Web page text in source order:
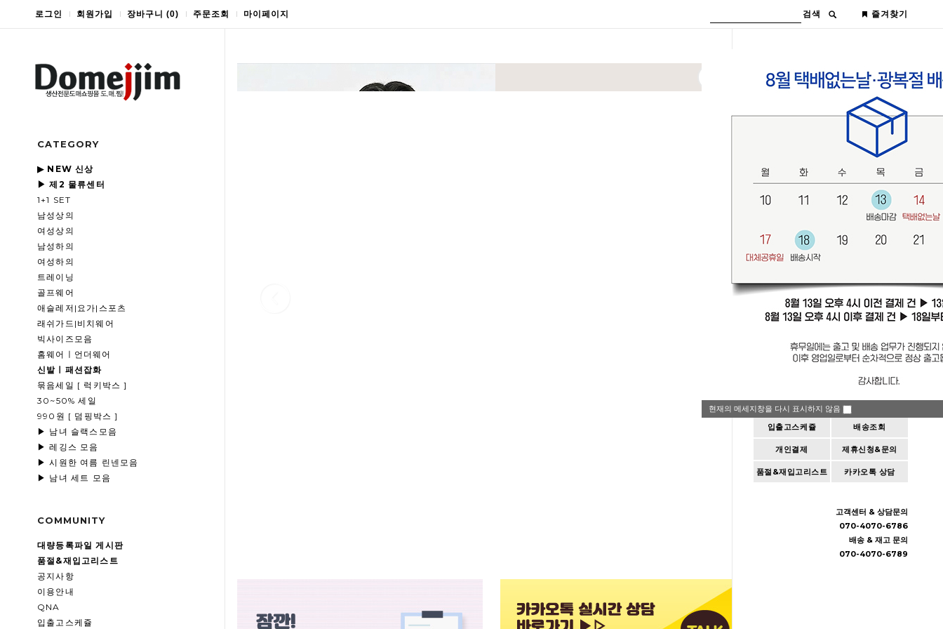
로그인 회원가입 장바구니 (0) 주문조회 마이페이지 검색 즐겨찾기
CATEGORY
▶ NEW 신상
▶ 제2 물류센터
1+1 SET
남성상의
여성상의
남성하의
여성하의
트레이닝
골프웨어
애슬레저|요가|스포츠
래쉬가드|비치웨어
빅사이즈모음
홈웨어ㅣ언더웨어
신발ㅣ패션잡화
묶음세일 [ 럭키박스 ]
30~50% 세일
990원 [ 덤핑박스 ]
▶ 남녀 슬랙스모음
▶ 레깅스 모음
▶ 시원한 여름 린넨모음
▶ 남녀 세트 모음
COMMUNITY
대량등록파일 게시판
품절&재입고리스트
공지사항
이용안내
QNA
입출고스케쥴
공지사항
★ 제 2 물류센터 OPEN ★
▶ 도매찜 브랜드 스토리
▶ 도매찜 이용안내
공지사항
입출고스케쥴 배송조회
개인결제 제휴신청&문의
품절&재입고리스트 카카오톡 상담
고객센터 & 상담문의
070-4070-6786
배송 & 재고 문의
070-4070-6789
현재의 메세지창을 다시 표시하지 않음